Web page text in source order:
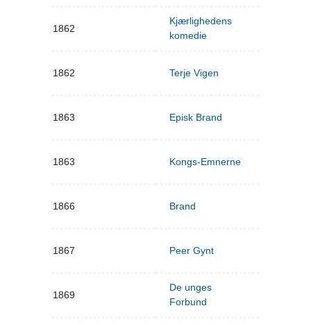
1862
Kjærlighedens
komedie
1862 Terje Vigen
1863 Episk Brand
1863 Kongs-Emnerne
1866 Brand
1867 Peer Gynt
1869
De unges
Forbund